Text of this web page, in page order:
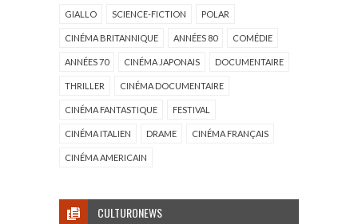
GIALLO SCIENCE-FICTION POLAR
CINÉMA BRITANNIQUE ANNÉES 80 COMÉDIE
ANNÉES 70 CINÉMA JAPONAIS DOCUMENTAIRE
THRILLER CINÉMA DOCUMENTAIRE
CINÉMA FANTASTIQUE FESTIVAL
CINÉMA ITALIEN DRAME CINÉMA FRANÇAIS
CINÉMA AMERICAIN
CULTURONEWS